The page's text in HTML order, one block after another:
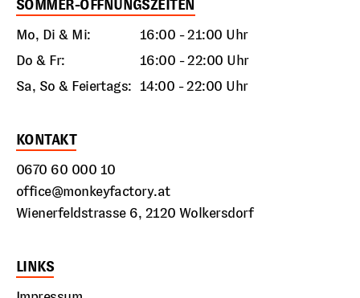
SOMMER-ÖFFNUNGSZEITEN
Mo, Di & Mi:
16:00 - 21:00 Uhr
Do & Fr:
16:00 - 22:00 Uhr
Sa, So & Feiertags: 14:00 - 22:00 Uhr
KONTAKT
0670 60 000 10
office@monkeyfactory.at
Wienerfeldstrasse 6, 2120 Wolkersdorf
LINKS